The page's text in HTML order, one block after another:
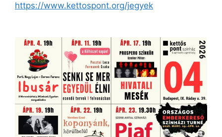
https://www.kettospont.org/jegyek